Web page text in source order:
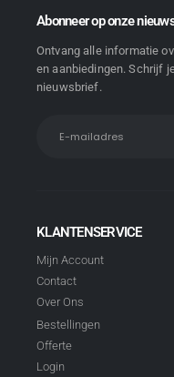
Abonneer op onze
Ontvang alle informatie
en aanbiedingen. Schrijf
nieuwsbrief.
KLANTENSERVICE
Mijn Account
Contact
Over Ons
Bestellingen
Offerte
Login